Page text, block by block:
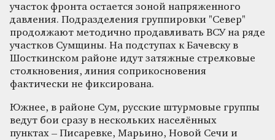
участок фронта остается зоной напряженного
давления. Подразделения группировки "Север"
продолжают методично продавливать ВСУ на ряде
участков Сумщины. На подступах к Бачевску в
Шосткинском районе идут затяжные стрелковые
столкновения, линия соприкосновения
фактически не фиксирована.
Южнее, в районе Сум, русские штурмовые группы
ведут бои сразу в нескольких населённых
пунктах – Писаревке, Марьино, Новой Сечи и